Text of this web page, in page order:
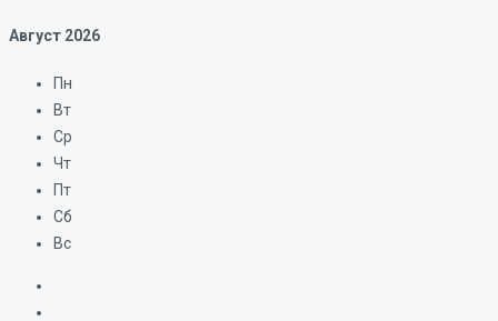
Август 2026
Пн
Вт
Ср
Чт
Пт
Сб
Вс